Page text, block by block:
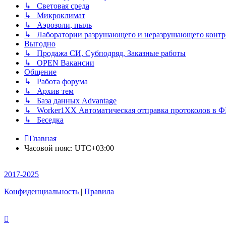
↳ Световая среда
↳ Микроклимат
↳ Аэрозоли, пыль
↳ Лаборатории разрушающего и неразрушающего
Выгодно
↳ Продажа СИ, Субподряд, Заказные работы
↳ OPEN Вакансии
Общение
↳ Работа форума
↳ Архив тем
↳ База данных Advantage
↳ Worker1XX Автоматическая отправка протоколов в
↳ Беседка
Главная
Часовой пояс: UTC+03:00
2017-2025
Конфиденциальность | Правила